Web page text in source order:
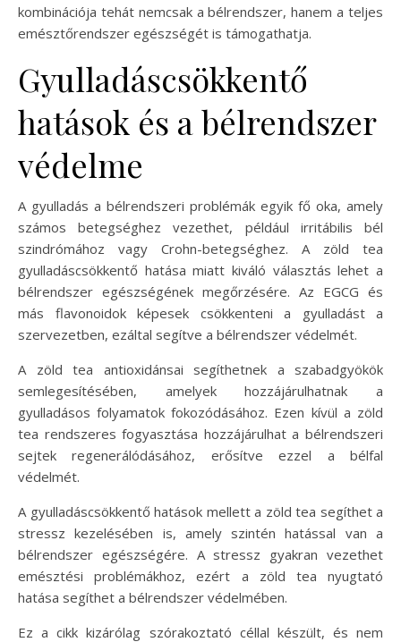
kombinációja tehát nemcsak a bélrendszer, hanem a teljes
emésztőrendszer egészségét is támogathatja.
Gyulladáscsökkentő
hatások és a bélrendszer
védelme
A gyulladás a bélrendszeri problémák egyik fő oka, amely
számos betegséghez vezethet, például irritábilis bél
szindrómához vagy Crohn-betegséghez. A zöld tea
gyulladáscsökkentő hatása miatt kiváló választás lehet a
bélrendszer egészségének megőrzésére. Az EGCG és
más flavonoidok képesek csökkenteni a gyulladást a
szervezetben, ezáltal segítve a bélrendszer védelmét.
A zöld tea antioxidánsai segíthetnek a szabadgyökök
semlegesítésében, amelyek hozzájárulhatnak a
gyulladásos folyamatok fokozódásához. Ezen kívül a zöld
tea rendszeres fogyasztása hozzájárulhat a bélrendszeri
sejtek regenerálódásához, erősítve ezzel a bélfal
védelmét.
A gyulladáscsökkentő hatások mellett a zöld tea segíthet a
stressz kezelésében is, amely szintén hatással van a
bélrendszer egészségére. A stressz gyakran vezethet
emésztési problémákhoz, ezért a zöld tea nyugtató
hatása segíthet a bélrendszer védelmében.
Ez a cikk kizárólag szórakoztató céllal készült, és nem